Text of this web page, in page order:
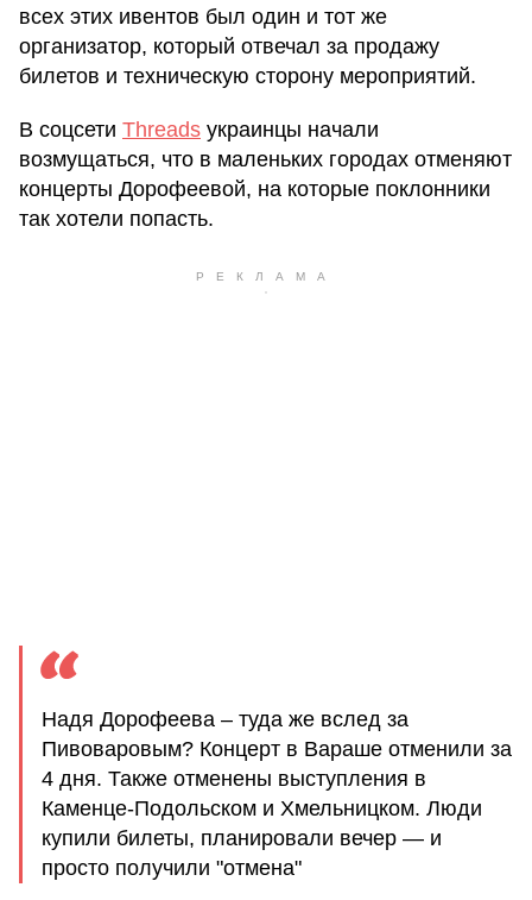
всех этих ивентов был один и тот же
организатор, который отвечал за продажу
билетов и техническую сторону мероприятий.
В соцсети Threads украинцы начали
возмущаться, что в маленьких городах отменяют
концерты Дорофеевой, на которые поклонники
так хотели попасть.
Надя Дорофеева – туда же вслед за
Пивоваровым? Концерт в Вараше отменили за
4 дня. Также отменены выступления в
Каменце-Подольском и Хмельницком. Люди
купили билеты, планировали вечер — и
просто получили "отмена"